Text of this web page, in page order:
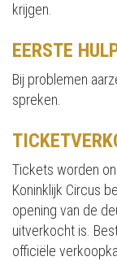
krijgen.
EERSTE
Bij problemen
spreken.
Tickets worden
Koninklijk Circus
opening van de
uitverkocht is.
officiële